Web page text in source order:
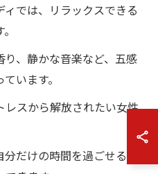
では、リラックスできる
、静かな音楽など、五感
います。
レスから解放されたい女性
だけの時間を過ごせるた